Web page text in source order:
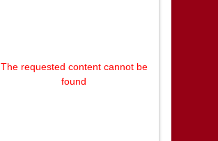
The requested content cannot be
found